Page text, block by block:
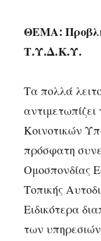
ΘΕΜΑ:
Τ.Υ.Δ.Κ.Υ.
Τα πολλά
Κοινοτικών
πρόσφατη
Ομοσπονδίας
Τοπικής
Ειδικότερα
των υπηρεσιών